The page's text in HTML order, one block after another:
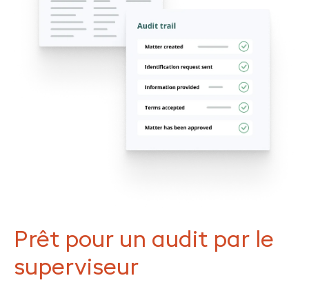
Prêt pour un audit par le
superviseur